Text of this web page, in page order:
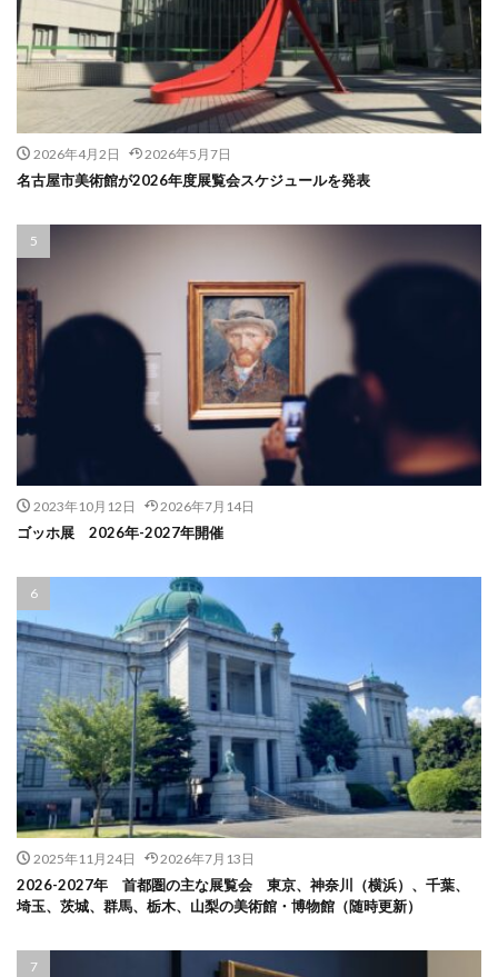
2026年4月2日 2026年5月7日
名古屋市美術館が2026年度展覧会スケジュールを発表
2023年10月12日 2026年7月14日
ゴッホ展 2026年-2027年開催
2025年11月24日 2026年7月13日
2026-2027年 首都圏の主な展覧会 東京、神奈川（横浜）、千葉、
埼玉、茨城、群馬、栃木、山梨の美術館・博物館（随時更新）